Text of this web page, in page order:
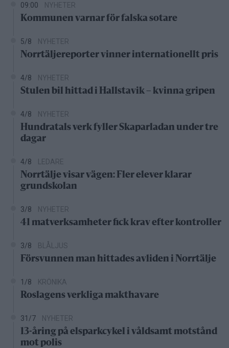
09:00 NYHETER
Kommunen varnar för falska sotare
5/8 NYHETER
Norrtäljereporter vinner internationellt pris
4/8 NYHETER
Stulen bil hittad i Hallstavik – kvinna gripen
4/8 NYHETER
Hundratals verk fyller Skaparladan under tre
dagar
4/8 LEDARE
Norrtälje visar vägen: Fler elever klarar
grundskolan
3/8 NYHETER
41 matverksamheter fick krav efter kontroller
3/8 BLÅLJUS
Försvunnen man hittades avliden i Norrtälje
1/8 KRÖNIKA
Roslagens verkliga makthavare
31/7 NYHETER
13-åring på elsparkcykel i våldsamt motstånd
mot polis